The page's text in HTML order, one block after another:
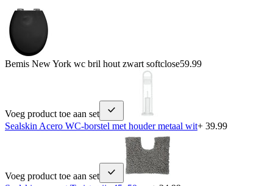
Bemis New York wc bril hout zwart softclose59.99
Voeg product toe aan set
Sealskin Acero WC-borstel met houder metaal wit+ 39.99
Voeg product toe aan set